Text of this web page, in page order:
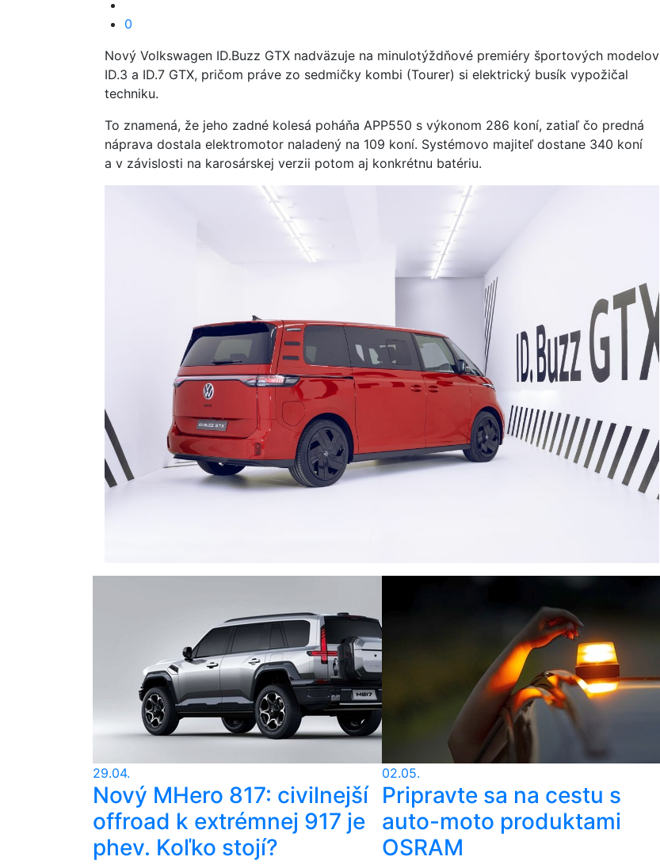
0
Nový Volkswagen ID.Buzz GTX nadväzuje na minulotýždňové premiéry športových modelov
ID.3 a ID.7 GTX, pričom práve zo sedmičky kombi (Tourer) si elektrický busík vypožičal
techniku.
To znamená, že jeho zadné kolesá poháňa APP550 s výkonom 286 koní, zatiaľ čo predná
náprava dostala elektromotor naladený na 109 koní. Systémovo majiteľ dostane 340 koní
a v závislosti na karosárskej verzii potom aj konkrétnu batériu.
29.04.
Nový MHero 817: civilnejší
offroad k extrémnej 917 je
phev. Koľko stojí?
02.05.
Pripravte sa na cestu s
auto-moto produktami
OSRAM